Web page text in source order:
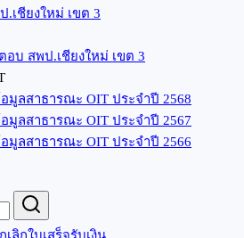
.เชียงใหม่ เขต 3
อบ สพป.เชียงใหม่ เขต 3
อมูลสาธารณะ OIT ประจำปี 2568
อมูลสาธารณะ OIT ประจำปี 2567
อมูลสาธารณะ OIT ประจำปี 2566